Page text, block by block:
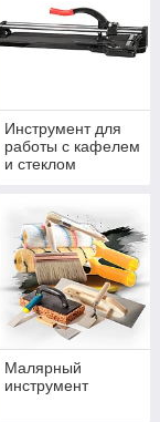
Инструмент для
работы с кафелем
и стеклом
Малярный
инструмент